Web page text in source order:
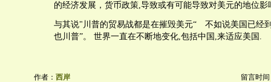
的经济发展，货币政策,导致或有可能导致对美元的地位影
与其说"川普的贸易战都是在摧毁美元“ 不如说美国已经
也川普”。 世界一直在不断地变化,包括中国,来适应美国.
作者： 西岸 留言时间